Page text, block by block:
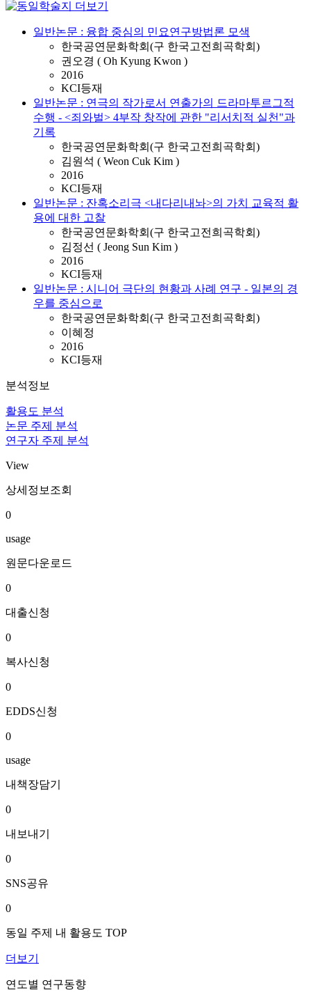
일반논문 : 융합 중심의 민요연구방법론 모색
한국공연문화학회(구 한국고전희곡학회)
권오경 ( Oh Kyung Kwon )
2016
KCI등재
일반논문 : 연극의 작가로서 연출가의 드라마투르그적
수행 - <죄와벌> 4부작 창작에 관한 "리서치적 실천"과
기록
한국공연문화학회(구 한국고전희곡학회)
김원석 ( Weon Cuk Kim )
2016
KCI등재
일반논문 : 잔혹소리극 <내다리내놔>의 가치 교육적 활
용에 대한 고찰
한국공연문화학회(구 한국고전희곡학회)
김정선 ( Jeong Sun Kim )
2016
KCI등재
일반논문 : 시니어 극단의 현황과 사례 연구 - 일본의 경
우를 중심으로
한국공연문화학회(구 한국고전희곡학회)
이혜정
2016
KCI등재
분석정보
활용도 분석
논문 주제 분석
연구자 주제 분석
View
상세정보조회
0
usage
원문다운로드
0
대출신청
0
복사신청
0
EDDS신청
0
usage
내책장담기
0
내보내기
0
SNS공유
0
동일 주제 내 활용도 TOP
더보기
연도별 연구동향